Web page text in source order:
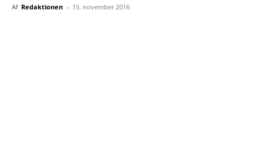
Af Redaktionen - 15. november 2016